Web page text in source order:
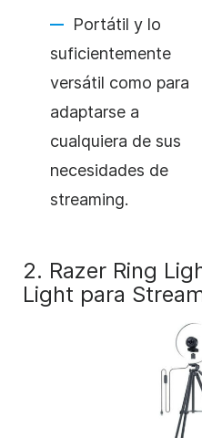
Portátil y lo
suficientemente
versátil como para
adaptarse a
cualquiera de sus
necesidades de
streaming.
2. Razer Ring
Light para